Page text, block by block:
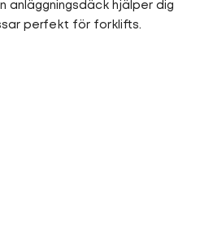
anläggningsdäck hjälper dig
perfekt för forklifts.